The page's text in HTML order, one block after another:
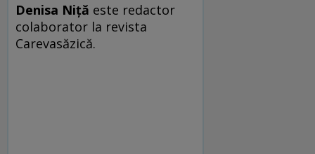
Denisa Niță este redactor
colaborator la revista
Carevasăzică.